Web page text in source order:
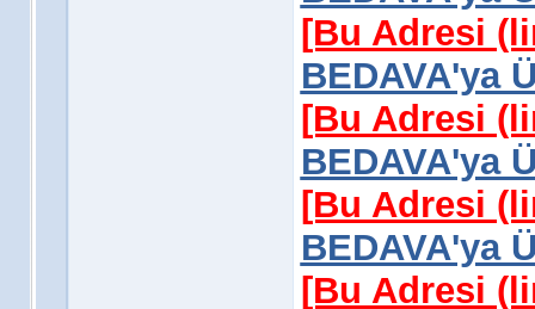
[Bu Adresi
BEDAVA'ya
[Bu Adresi
BEDAVA'ya
[Bu Adresi
BEDAVA'ya
[Bu Adresi